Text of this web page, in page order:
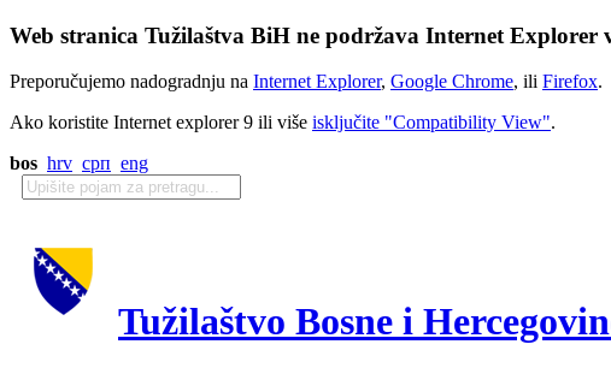
Web stranica Tužilaštva BiH ne podržava Internet Explorer
Preporučujemo nadogradnju na Internet Explorer, Google Chrome, ili Firefox.
Ako koristite Internet explorer 9 ili više isključite "Compatibility View".
bos hrv срп eng
Tužilaštvo Bosne i